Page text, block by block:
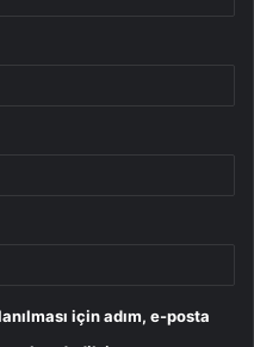
için adım, e-posta